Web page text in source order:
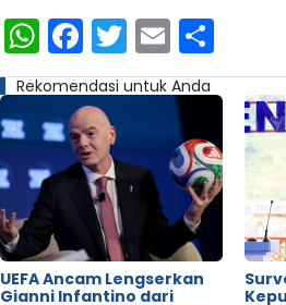
WhatsApp
Facebook
Twitter
Email
Rekomendasi untuk Anda
UEFA Ancam Lengserkan
Gianni Infantino dari